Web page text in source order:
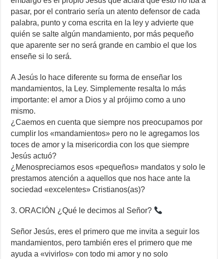
pasar, por el contrario sería un atento defensor de cada
palabra, punto y coma escrita en la ley y advierte que
quién se salte algún mandamiento, por más pequeño
que aparente ser no será grande en cambio el que los
enseñe si lo será.
A Jesús lo hace diferente su forma de enseñar los
mandamientos, la Ley. Simplemente resalta lo más
importante: el amor a Dios y al prójimo como a uno
mismo.
¿Caemos en cuenta que siempre nos preocupamos por
cumplir los «mandamientos» pero no le agregamos los
toces de amor y la misericordia con los que siempre
Jesús actuó?
¿Menospreciamos esos «pequeños» mandatos y solo le
prestamos atención a aquellos que nos hace ante la
sociedad «excelentes» Cristianos(as)?
3. ORACIÓN ¿Qué le decimos al Señor?
Señor Jesús, eres el primero que me invita a seguir los
mandamientos, pero también eres el primero que me
ayuda a «vivirlos» con todo mi amor y no solo